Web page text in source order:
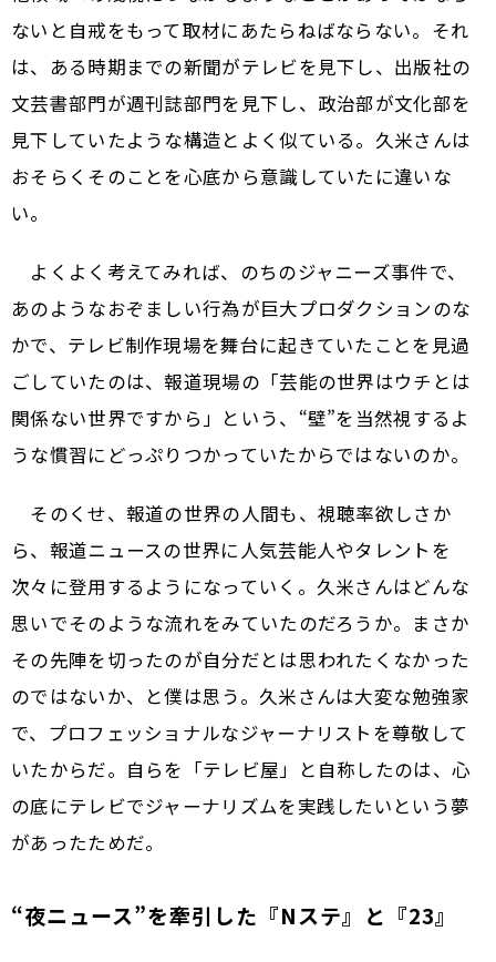
ないと自戒をもって取材にあたらねばならない。それ
は、ある時期までの新聞がテレビを見下し、出版社の
文芸書部門が週刊誌部門を見下し、政治部が文化部を
見下していたような構造とよく似ている。久米さんは
おそらくそのことを心底から意識していたに違いな
い。
よくよく考えてみれば、のちのジャニーズ事件で、
あのようなおぞましい行為が巨大プロダクションのな
かで、テレビ制作現場を舞台に起きていたことを見過
ごしていたのは、報道現場の「芸能の世界はウチとは
関係ない世界ですから」という、“壁”を当然視するよ
うな慣習にどっぷりつかっていたからではないのか。
そのくせ、報道の世界の人間も、視聴率欲しさか
ら、報道ニュースの世界に人気芸能人やタレントを
次々に登用するようになっていく。久米さんはどんな
思いでそのような流れをみていたのだろうか。まさか
その先陣を切ったのが自分だとは思われたくなかった
のではないか、と僕は思う。久米さんは大変な勉強家
で、プロフェッショナルなジャーナリストを尊敬して
いたからだ。自らを「テレビ屋」と自称したのは、心
の底にテレビでジャーナリズムを実践したいという夢
があったためだ。
“夜ニュース”を牽引した『Nステ』と『23』